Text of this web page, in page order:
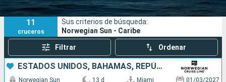
Puertos Compañías
Buscar
11
cruceros
Sus criterios de búsqueda:
Norwegian Sun - Caribe
Filtrar Ordenar
ESTADOS UNIDOS, BAHAMAS, REPÚBLICA DOMINICANA, ARUBA, COLOMBIA, PANAMÁ, COSTA RICA
Norwegian Sun 13 d Miami 01/03/2027